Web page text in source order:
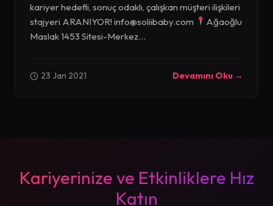
kariyer hedefli, sonuç odaklı, çalışkan müşteri ilişkileri
stajyeri ARANIYOR! info@soliibaby.com
Ağaoğlu
Maslak 1453 Sitesi-Merkez...
23 Jan 2021 Devamını Oku →
Kariyerinize ve Etkinliklere Hız
Katın